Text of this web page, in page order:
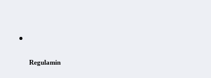
Regulamin